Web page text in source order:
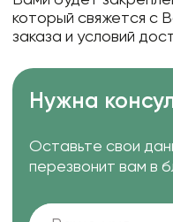
который свяжется с
заказа и условий
Нужна
Оставьте свои
перезвонит вам в